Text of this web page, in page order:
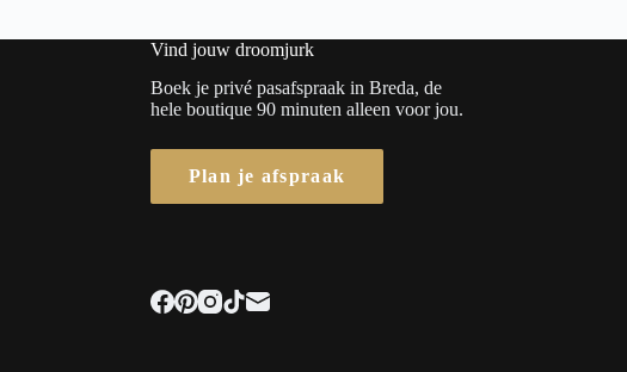
Vind jouw droomjurk
Boek je privé pasafspraak in Breda, de
hele boutique 90 minuten alleen voor jou.
Plan je afspraak